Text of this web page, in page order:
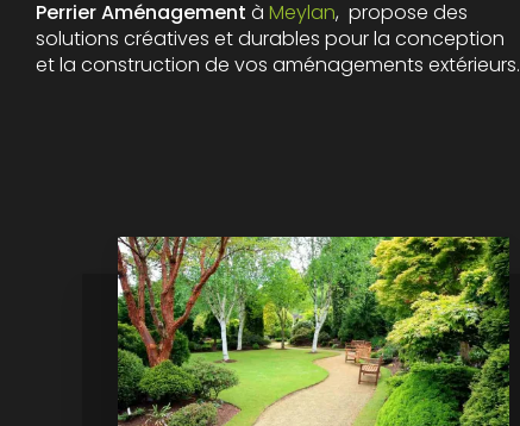
Perrier Aménagement à Meylan, propose des
solutions créatives et durables pour la conception
et la construction de vos aménagements extérieurs.